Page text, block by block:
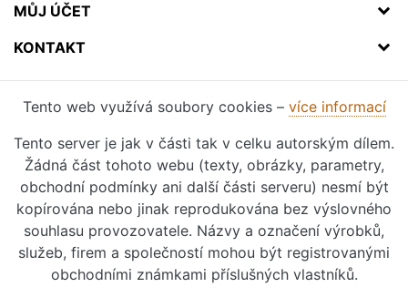
MŮJ ÚČET
KONTAKT
Tento web využívá soubory cookies – více informací
Tento server je jak v části tak v celku autorským dílem.
Žádná část tohoto webu (texty, obrázky, parametry,
obchodní podmínky ani další části serveru) nesmí být
kopírována nebo jinak reprodukována bez výslovného
souhlasu provozovatele. Názvy a označení výrobků,
služeb, firem a společností mohou být registrovanými
obchodními známkami příslušných vlastníků.